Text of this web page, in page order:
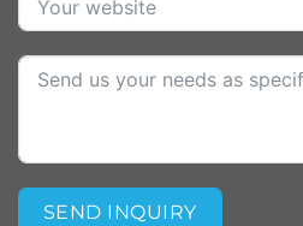
SEND INQUIRY